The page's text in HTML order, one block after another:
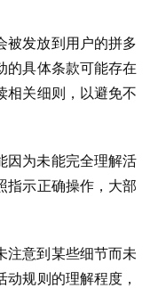
被发放到用户的拼多
的具体条款可能存在
相关细则，以避免不
因为未能完全理解活
指示正确操作，大部
注意到某些细节而未
规则的理解程度，